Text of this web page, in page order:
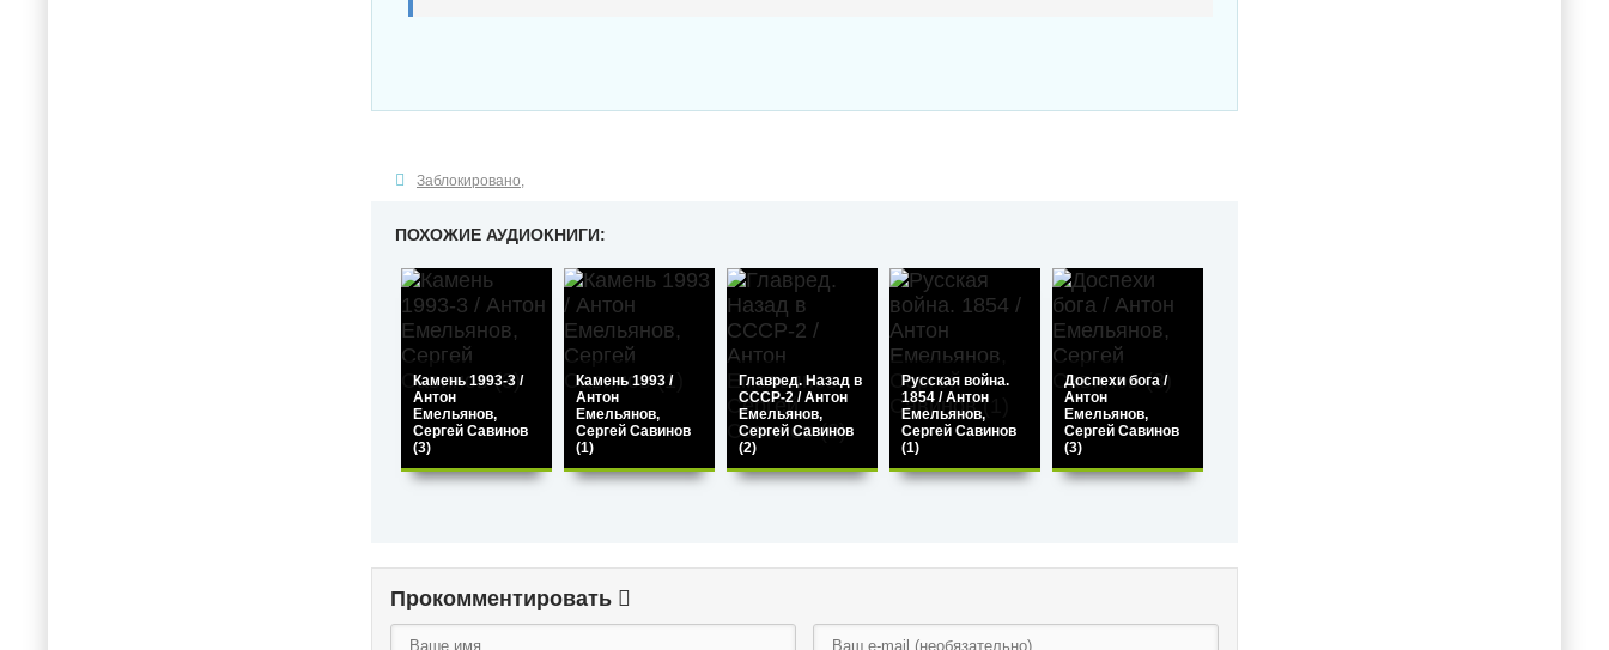
Заблокировано,
ПОХОЖИЕ АУДИОКНИГИ:
Камень 1993-3 /
Антон
Емельянов,
Сергей Савинов
(3)
Камень 1993 /
Антон
Емельянов,
Сергей Савинов
(1)
Главред. Назад в
СССР-2 / Антон
Емельянов,
Сергей Савинов
(2)
Русская война.
1854 / Антон
Емельянов,
Сергей Савинов
(1)
Доспехи бога /
Антон
Емельянов,
Сергей Савинов
(3)
Прокомментировать